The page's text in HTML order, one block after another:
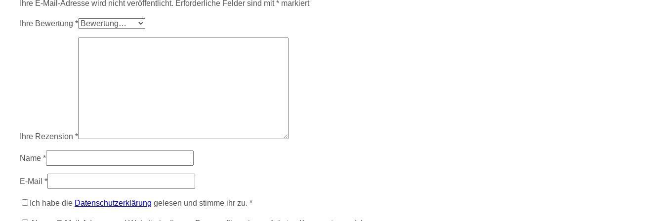
Ihre E-Mail-Adresse wird nicht veröffentlicht. Erforderliche Felder sind mit* markiert
Ihre Bewertung *
Ihre Rezension *
Name *
E-Mail *
Ich habe die Datenschutzerklärung gelesen und stimme ihr zu. *